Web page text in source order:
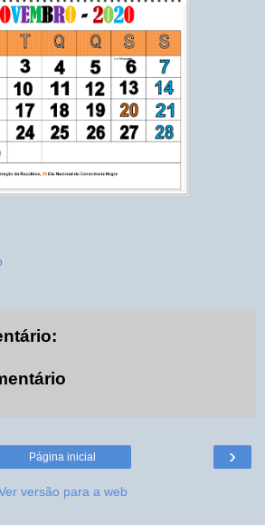
›
Página inicial
versão para a web